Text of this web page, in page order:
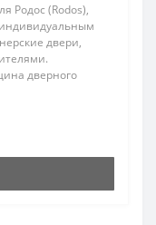
Родос (Rodos),
двери,
дверного